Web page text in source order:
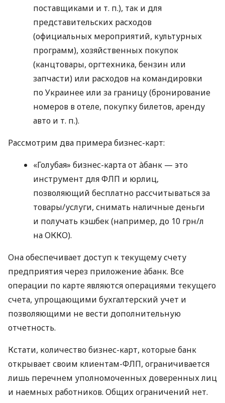
поставщиками и т. п.), так и для
представительских расходов
(официальных мероприятий, культурных
программ), хозяйственных покупок
(канцтовары, оргтехника, бензин или
запчасти) или расходов на командировки
по Украинее или за границу (бронирование
номеров в отеле, покупку билетов, аренду
авто и т. п.).
Рассмотрим два примера бизнес-карт:
«Голубая» бизнес-карта от àбанк — это
инструмент для ФЛП и юрлиц,
позволяющий бесплатно рассчитываться за
товары/услуги, снимать наличные деньги
и получать кэшбек (например, до 10 грн/л
на ОККО).
Она обеспечивает доступ к текущему счету
предприятия через приложение àбанк. Все
операции по карте являются операциями текущего
счета, упрощающими бухгалтерский учет и
позволяющими не вести дополнительную
отчетность.
Кстати, количество бизнес-карт, которые банк
открывает своим клиентам-ФЛП, ограничивается
лишь перечнем уполномоченных доверенных лиц
и наемных работников. Общих ограничений нет.